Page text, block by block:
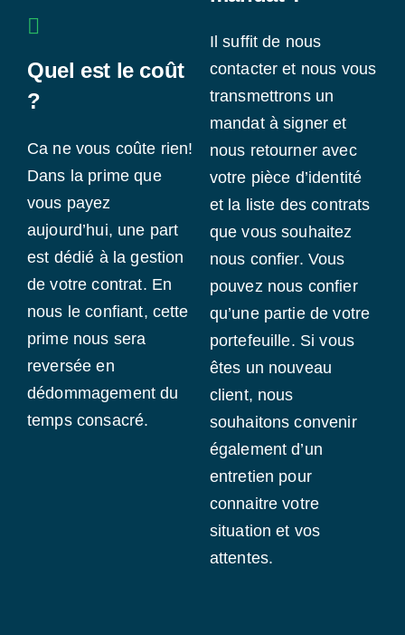
Quel est le coût
?
Ca ne vous coûte rien!
Dans la prime que
vous payez
aujourd’hui, une part
est dédié à la gestion
de votre contrat. En
nous le confiant, cette
prime nous sera
reversée en
dédommagement du
temps consacré.
Il suffit de nous
contacter et nous vous
transmettrons un
mandat à signer et
nous retourner avec
votre pièce d’identité
et la liste des contrats
que vous souhaitez
nous confier. Vous
pouvez nous confier
qu’une partie de votre
portefeuille. Si vous
êtes un nouveau
client, nous
souhaitons convenir
également d’un
entretien pour
connaitre votre
situation et vos
attentes.